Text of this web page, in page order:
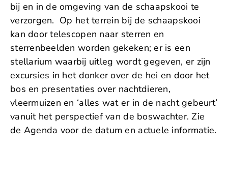
bij en in de omgeving van de schaapskooi te
verzorgen. Op het terrein bij de schaapskooi
kan door telescopen naar sterren en
sterrenbeelden worden gekeken; er is een
stellarium waarbij uitleg wordt gegeven, er zijn
excursies in het donker over de hei en door het
bos en presentaties over nachtdieren,
vleermuizen en ‘alles wat er in de nacht gebeurt’
vanuit het perspectief van de boswachter. Zie
de Agenda voor de datum en actuele informatie.